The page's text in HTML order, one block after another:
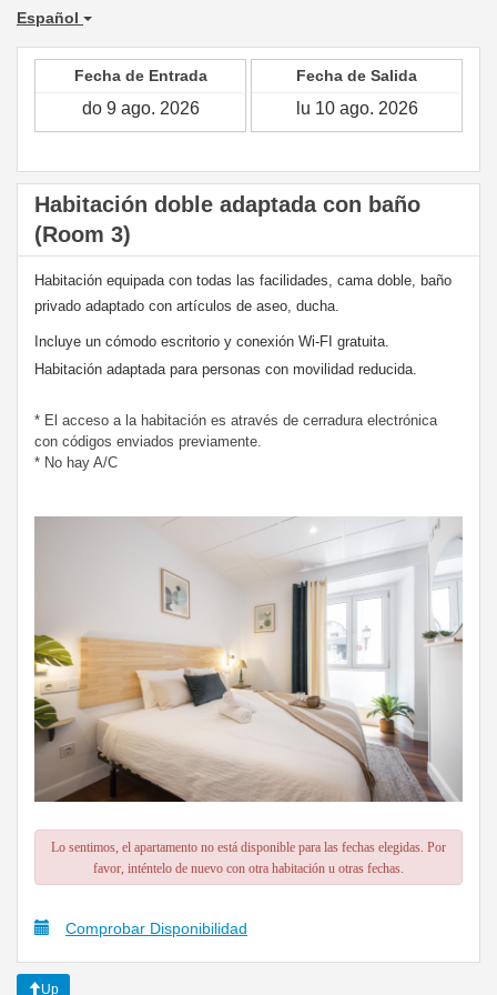
Español
Fecha de Entrada Fecha de Salida
Habitación doble adaptada con baño
(Room 3)
Habitación equipada con todas las facilidades, cama doble, baño
privado adaptado con artículos de aseo, ducha.
Incluye un cómodo escritorio y conexión Wi-FI gratuita.
Habitación adaptada para personas con movilidad reducida.
* El acceso a la habitación es através de cerradura electrónica
con códigos enviados previamente.
* No hay A/C
Lo sentimos, el apartamento no está disponible para las fechas elegidas. Por
favor, inténtelo de nuevo con otra habitación u otras fechas.
Comprobar Disponibilidad
Up